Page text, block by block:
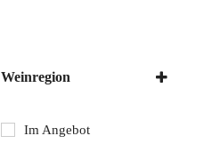
Weinregion
Im Angebot